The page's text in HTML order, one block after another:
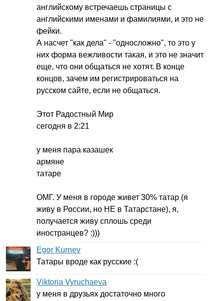
английскому встречаешь страницы с
английскими именами и фамилиями, и это не
фейки.
А насчет "как дела" - "односложно", то это у
них форма вежливости такая, и это не значит
еще, что они общаться не хотят. В конце
концов, зачем им регистрироваться на
русском сайте, если не общаться.
Этот Радостный Мир
сегодня в 2:21
у меня пара казашек
армяне
татаре
ОМГ. У меня в городе живет 30% татар (я
живу в России, но НЕ в Татарстане), я,
получается живу сплошь среди
иностранцев? :)))
Egor Kurnev
Татары вроде как русские :(
Viktoria Vyruchaeva
у меня в друзьях достаточно много